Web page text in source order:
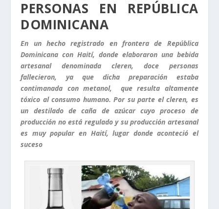
PERSONAS EN REPÚBLICA
DOMINICANA
En un hecho registrado en frontera de República
Dominicana con Haití, donde elaboraron una bebida
artesanal denominada cleren, doce personas
fallecieron, ya que dicha preparación estaba
contimanada con metanol, que resulta altamente
tóxico al consumo humano. Por su parte el cleren, es
un destilado de caña de azúcar cuyo proceso de
producción no está regulado y su producción artesanal
es muy popular en Haití, lugar donde aconteció el
suceso